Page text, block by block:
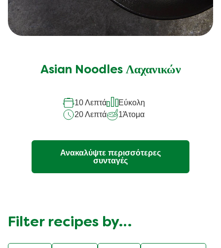
10 Λεπτά
Εύκολη
Ανακαλύψτε περισσότερες
συνταγές